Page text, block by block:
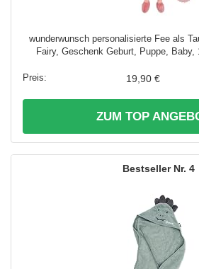
wunderwunsch personalisierte Fee als
Fairy, Geschenk Geburt, Puppe, Baby,
19,90 €
ZUM TOP
4